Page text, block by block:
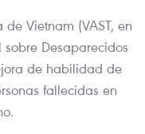
Vietnam (VAST, en
Desaparecidos
de habilidad de
fallecidas en